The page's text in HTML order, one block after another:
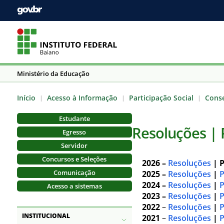
Ministério da Educação
Início | Acesso à Informação | Participação Social |
Estudante
Egresso
Servidor
Concursos e Seleções
Comunicação
Acesso a sistemas
INSTITUCIONAL
Resoluções |
2026 – Resoluções |
2025 – Resoluções |
2024 – Resoluções |
2023 – Resoluções |
2022– Resoluções |
2021 – Resoluções |